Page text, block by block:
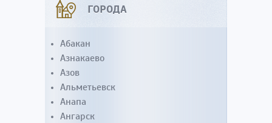
ГОРОДА
Абакан
Азнакаево
Азов
Альметьевск
Анапа
Ангарск